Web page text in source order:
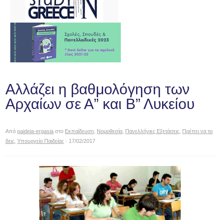
Αλλάζει η βαθμολόγηση των
Αρχαίων σε Α” και Β” Λυκείου
Απόpaideia-ergasia στο Εκπαίδευση Νομοθεσία Πανελλήνιες Εξετάσεις Πρέπει να το
δεις ,Υπουργείο Παιδείας · 17/02/2017